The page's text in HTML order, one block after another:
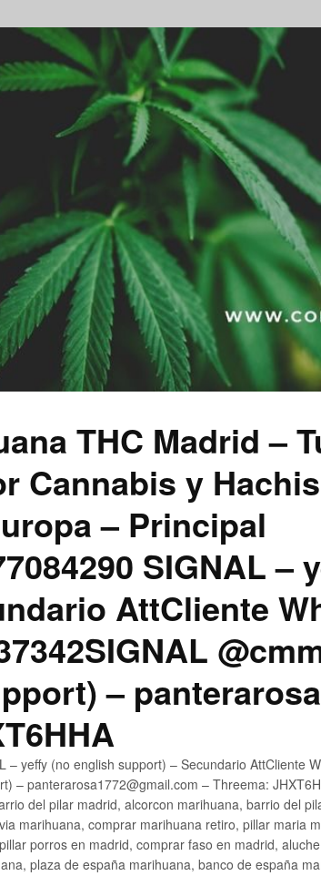
THC Madrid –
Cannabis y
– Principal
SIGNAL –
AttCliente
–
– yeffy (no english support) – Secundario AttCliente
– panterarosa1772@gmail.com – Threema:
del pilar madrid, alcorcon marihuana, barrio del
marihuana, comprar marihuana retiro, pillar maria
porros en madrid, comprar faso en madrid,
plaza de españa marihuana, banco de españa